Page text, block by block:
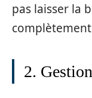
pas laisser la
2.